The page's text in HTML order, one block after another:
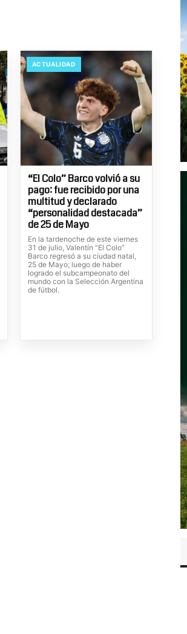
ACTUALIDAD
“El Colo” Barco volvió a su
pago: fue recibido por una
multitud y declarado
“personalidad destacada”
de 25 de Mayo
En la tardenoche de este viernes
31 de julio, Valentín “El Colo”
Barco regresó a su ciudad natal,
25 de Mayo; luego de haber
logrado el subcampeonato del
mundo con la Selección Argentina
de fútbol.